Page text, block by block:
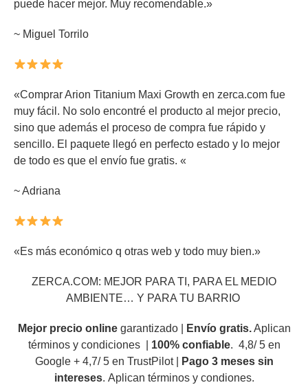
puede hacer mejor. Muy recomendable.»
~ Miguel Torrilo
«Comprar Arion Titanium Maxi Growth en zerca.com fue
muy fácil. No solo encontré el producto al mejor precio,
sino que además el proceso de compra fue rápido y
sencillo. El paquete llegó en perfecto estado y lo mejor
de todo es que el envío fue gratis. «
~ Adriana
«Es más económico q otras web y todo muy bien.»
ZERCA.COM: MEJOR PARA TI, PARA EL MEDIO
AMBIENTE… Y PARA TU BARRIO
Mejor precio onlinegarantizado | Envío gratis.Aplican
términos y condiciones | 100% confiable. 4,8/ 5 en
Google + 4,7/ 5 en TrustPilot |
Pago 3 meses sin
intereses. Aplican términos y condiones.